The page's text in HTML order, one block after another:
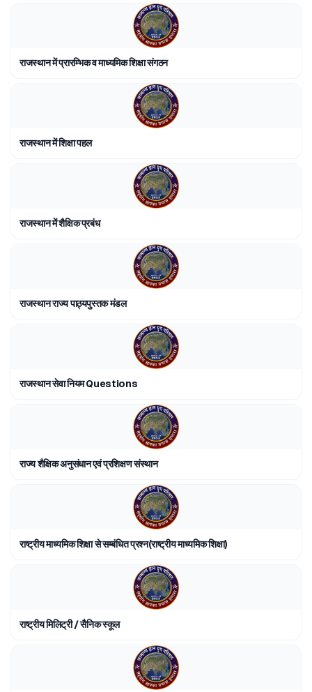
राजस्थान में प्रारम्भिक व माध्यमिक शिक्षा संगठन
राजस्थान में शिक्षा पहल
राजस्थान में शैक्षिक प्रबंध
राजस्थान राज्य पाठ्यपुस्तक मंडल
राजस्थान सेवा नियम Questions
राज्य शैक्षिक अनुसंधान एवं प्रशिक्षण संस्थान
राष्ट्रीय माध्यमिक शिक्षा से सम्बंधित प्रश्न(राष्ट्रीय माध्यमिक शिक्षा)
राष्ट्रीय मिलिट्री / सैनिक स्कूल